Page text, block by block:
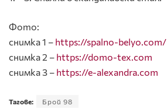
Фото:
снимка 1 – https://spalno-belyo.com/
снимка 2 – https://domo-tex.com
снимка 3 – https://e-alexandra.com
Тагове: Брой 98